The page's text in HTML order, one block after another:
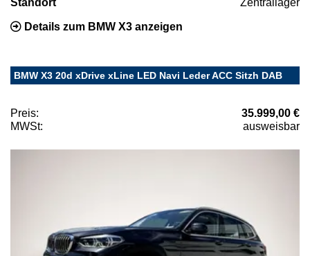
Standort Zentrallager
Details zum BMW X3 anzeigen
BMW X3 20d xDrive xLine LED Navi Leder ACC Sitzh DAB
Preis:
35.999,00 €
MWSt:
ausweisbar